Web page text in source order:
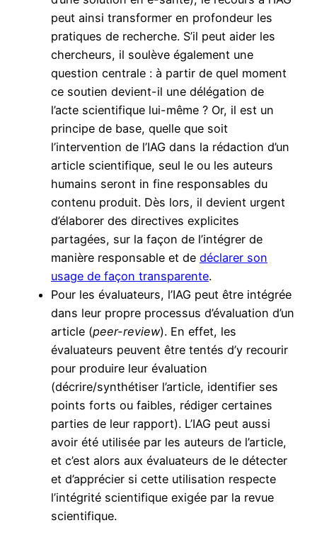
peut ainsi transformer en profondeur les
pratiques de recherche. S’il peut aider les
chercheurs, il soulève également une
question centrale : à partir de quel moment
ce soutien devient-il une délégation de
l’acte scientifique lui-même ? Or, il est un
principe de base, quelle que soit
l’intervention de l’IAG dans la rédaction d’un
article scientifique, seul le ou les auteurs
humains seront in fine responsables du
contenu produit. Dès lors, il devient urgent
d’élaborer des directives explicites
partagées, sur la façon de l’intégrer de
manière responsable et de déclarer son
usage de façon transparente.
Pour les évaluateurs, l’IAG peut être intégrée
dans leur propre processus d’évaluation d’un
article (peer-review). En effet, les
évaluateurs peuvent être tentés d’y recourir
pour produire leur évaluation
(décrire/synthétiser l’article, identifier ses
points forts ou faibles, rédiger certaines
parties de leur rapport). L’IAG peut aussi
avoir été utilisée par les auteurs de l’article,
et c’est alors aux évaluateurs de le détecter
et d’apprécier si cette utilisation respecte
l’intégrité scientifique exigée par la revue
scientifique.